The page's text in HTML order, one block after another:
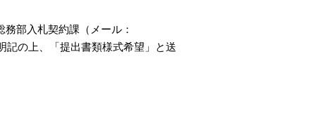
部入札契約課（メール：
記の上、「提出書類様式希望」と送